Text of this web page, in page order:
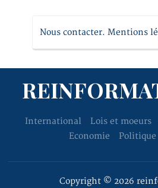
Nous contacter. Mentions
International Lois et moeurs
Economie
Politique
Copyright © 2026